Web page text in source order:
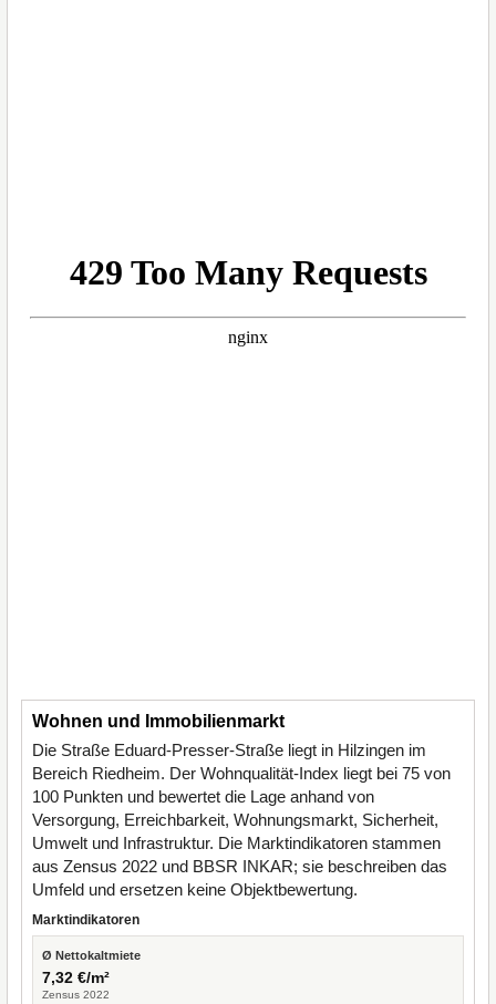
Wohnen und Immobilienmarkt
Die Straße Eduard-Presser-Straße liegt in Hilzingen im
Bereich Riedheim. Der Wohnqualität-Index liegt bei 75 von
100 Punkten und bewertet die Lage anhand von
Versorgung, Erreichbarkeit, Wohnungsmarkt, Sicherheit,
Umwelt und Infrastruktur. Die Marktindikatoren stammen
aus Zensus 2022 und BBSR INKAR; sie beschreiben das
Umfeld und ersetzen keine Objektbewertung.
Marktindikatoren
Ø Nettokaltmiete
7,32 €/m²
Zensus 2022